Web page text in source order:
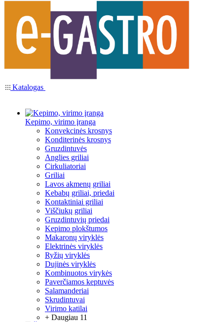
Katalogas
Kepimo, virimo įranga
Konvekcinės krosnys
Konditerinės krosnys
Gruzdintuvės
Anglies griliai
Cirkuliatoriai
Griliai
Lavos akmenų griliai
Kebabų griliai, priedai
Kontaktiniai griliai
Viščiukų griliai
Gruzdintuvių priedai
Kepimo plokštumos
Makaronų viryklės
Elektrinės viryklės
Ryžių viryklės
Dujinės viryklės
Kombinuotos virykės
Paverčiamos keptuvės
Salamanderiai
Skrudintuvai
Virimo katilai
+ Daugiau 11